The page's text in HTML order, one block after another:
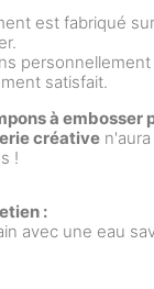
est fabriqué
satisfait.
à embosser
créative
!
:
avec une eau